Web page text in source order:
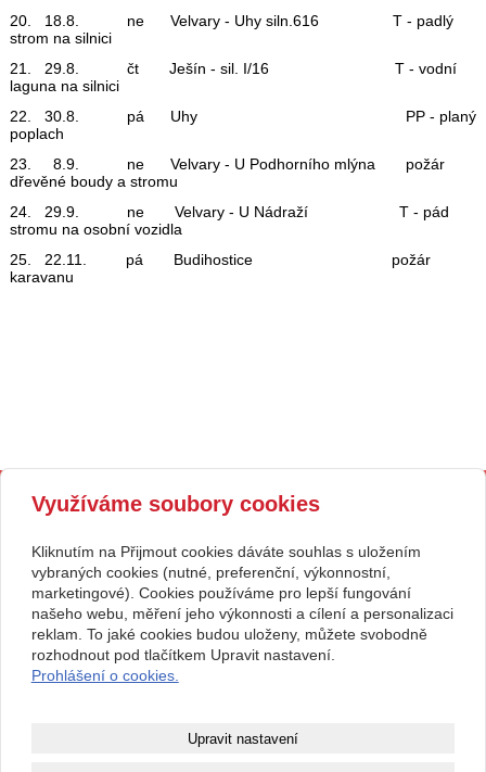
20. 18.8. ne Velvary - Uhy siln.616 T - padlý
strom na silnici
21. 29.8. čt Ješín - sil. I/16 T - vodní
laguna na silnici
22. 30.8. pá Uhy PP - planý
poplach
23. 8.9. ne Velvary - U Podhorního mlýna požár
dřevěné boudy a stromu
24. 29.9. ne Velvary - U Nádraží T - pád
stromu na osobní vozidla
25. 22.11. pá Budihostice požár
karavanu
Kontakt
SH ČMS - Sbor dobrovolných
spolek,
se sídlem Karla Krohna 270,
273 24 Velvary
00874043
hasici.velvary@seznam.cz
www.sdhvelvary.cz
ID datové schránky: qsm3p3v
Facebook: Hasiči Velvary
Č.účtu: 387496329 / 0800
Nejsme plátci DPH.
Spolek je právní osobnost
zapsaná v rejstříku spolků oddíl
Využíváme soubory cookies
Kliknutím na Přijmout cookies dáváte souhlas s uložením
vybraných cookies (nutné, preferenční, výkonnostní,
marketingové). Cookies používáme pro lepší fungování
našeho webu, měření jeho výkonnosti a cílení a personalizaci
reklam. To jaké cookies budou uloženy, můžete svobodně
rozhodnout pod tlačítkem Upravit nastavení.
Prohlášení o cookies.
Upravit nastavení